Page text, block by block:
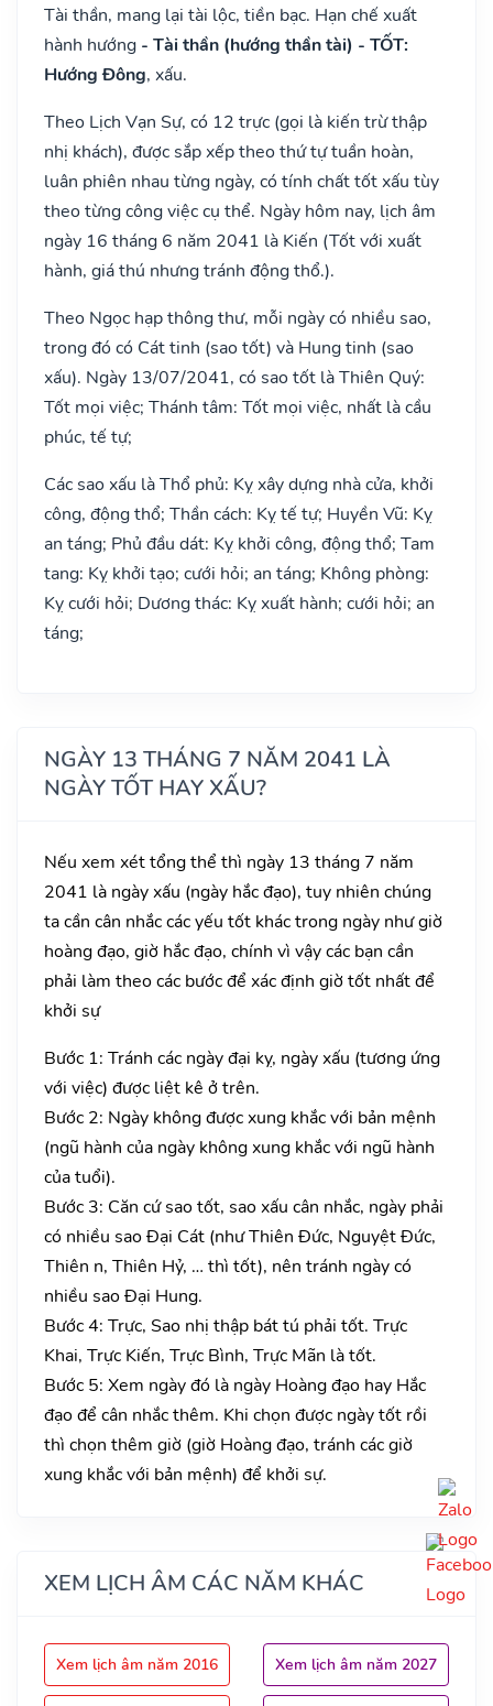
Tài thần, mang lại tài lộc, tiền bạc. Hạn chế xuất
hành hướng - Tài thần (hướng thần tài) - TỐT:
Hướng Đông, xấu.
Theo Lịch Vạn Sự, có 12 trực (gọi là kiến trừ thập
nhị khách), được sắp xếp theo thứ tự tuần hoàn,
luân phiên nhau từng ngày, có tính chất tốt xấu tùy
theo từng công việc cụ thể. Ngày hôm nay, lịch âm
ngày 16 tháng 6 năm 2041 là Kiến (Tốt với xuất
hành, giá thú nhưng tránh động thổ.).
Theo Ngọc hạp thông thư, mỗi ngày có nhiều sao,
trong đó có Cát tinh (sao tốt) và Hung tinh (sao
xấu). Ngày 13/07/2041, có sao tốt là Thiên Quý:
Tốt mọi việc; Thánh tâm: Tốt mọi việc, nhất là cầu
phúc, tế tự;
Các sao xấu là Thổ phủ: Kỵ xây dựng nhà cửa, khởi
công, động thổ; Thần cách: Kỵ tế tự; Huyền Vũ: Kỵ
an táng; Phủ đầu dát: Kỵ khởi công, động thổ; Tam
tang: Kỵ khởi tạo; cưới hỏi; an táng; Không phòng:
Kỵ cưới hỏi; Dương thác: Kỵ xuất hành; cưới hỏi; an
táng;
NGÀY 13 THÁNG 7 NĂM 2041 LÀ
NGÀY TỐT HAY XẤU?
Nếu xem xét tổng thể thì ngày 13 tháng 7 năm
2041 là ngày xấu (ngày hắc đạo), tuy nhiên chúng
ta cần cân nhắc các yếu tốt khác trong ngày như giờ
hoàng đạo, giờ hắc đạo, chính vì vậy các bạn cần
phải làm theo các bước để xác định giờ tốt nhất để
khởi sự
Bước 1: Tránh các ngày đại kỵ, ngày xấu (tương ứng
với việc) được liệt kê ở trên.
Bước 2: Ngày không được xung khắc với bản mệnh
(ngũ hành của ngày không xung khắc với ngũ hành
của tuổi).
Bước 3: Căn cứ sao tốt, sao xấu cân nhắc, ngày phải
có nhiều sao Đại Cát (như Thiên Đức, Nguyệt Đức,
Thiên n, Thiên Hỷ, … thì tốt), nên tránh ngày có
nhiều sao Đại Hung.
Bước 4: Trực, Sao nhị thập bát tú phải tốt. Trực
Khai, Trực Kiến, Trực Bình, Trực Mãn là tốt.
Bước 5: Xem ngày đó là ngày Hoàng đạo hay Hắc
đạo để cân nhắc thêm. Khi chọn được ngày tốt rồi
thì chọn thêm giờ (giờ Hoàng đạo, tránh các giờ
xung khắc với bản mệnh) để khởi sự.
XEM LỊCH ÂM CÁC NĂM KHÁC
Xem lịch âm năm 2016 Xem lịch âm năm 2027